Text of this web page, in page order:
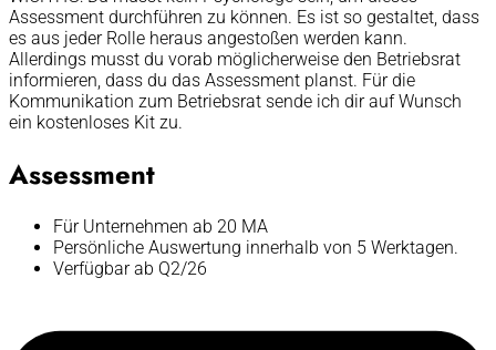
Assessment durchführen zu können. Es ist so gestaltet, dass
es aus jeder Rolle heraus angestoßen werden kann.
Allerdings musst du vorab möglicherweise den Betriebsrat
informieren, dass du das Assessment planst. Für die
Kommunikation zum Betriebsrat sende ich dir auf Wunsch
ein kostenloses Kit zu.
Assessment
Für Unternehmen ab 20 MA
Persönliche Auswertung innerhalb von 5 Werktagen.
Verfügbar ab Q2/26